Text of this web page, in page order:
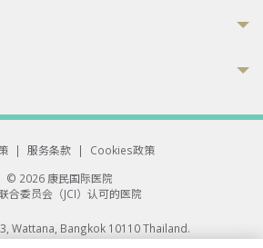
| 服务条款 |
Cookies政策
© 2026 康民国际医院
合委员会（JCI）认可的医院
Wattana, Bangkok 10110 Thailand.
All rights reserved.